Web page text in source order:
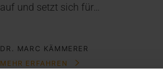
auf und setzt sich für…
DR. MARC KÄMMERER
MEHR ERFAHREN